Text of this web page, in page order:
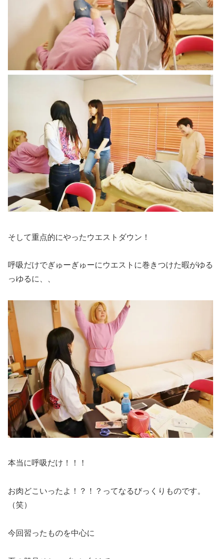
そして重点的にやったウエストダウン！
呼吸だけでぎゅーぎゅーにウエストに巻きつけた暇がゆる
っゆるに、、
本当に呼吸だけ！！！
お肉どこいったよ！？！？ってなるびっくりものです。
（笑）
今回習ったものを中心に